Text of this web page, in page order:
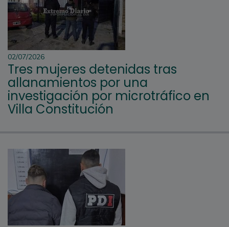
02/07/2026
Tres mujeres detenidas tras
allanamientos por una
investigación por microtráfico en
Villa Constitución